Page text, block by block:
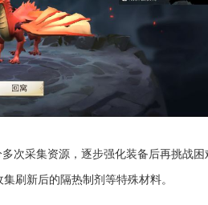
次采集资源，逐步强化装备后再挑战
刷新后的隔热制剂等特殊材料。